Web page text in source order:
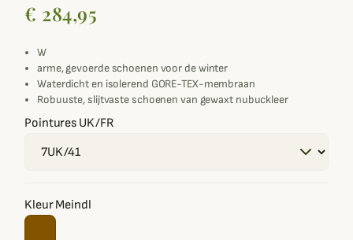
€ 284,95
W
arme, gevoerde schoenen voor de winter
Waterdicht en isolerend GORE-TEX-membraan
Robuuste, slijtvaste schoenen van gewaxt nubuckleer
Pointures UK/FR
Kleur Meindl